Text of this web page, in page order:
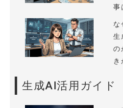
事
な
生
の
き
生成AI活用ガイド